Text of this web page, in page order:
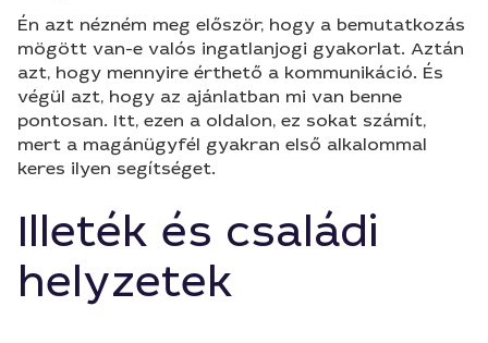
Én azt nézném meg először, hogy a bemutatkozás
mögött van-e valós ingatlanjogi gyakorlat. Aztán
azt, hogy mennyire érthető a kommunikáció. És
végül azt, hogy az ajánlatban mi van benne
pontosan. Itt, ezen a oldalon, ez sokat számít,
mert a magánügyfél gyakran első alkalommal
keres ilyen segítséget.
Illeték és családi
helyzetek